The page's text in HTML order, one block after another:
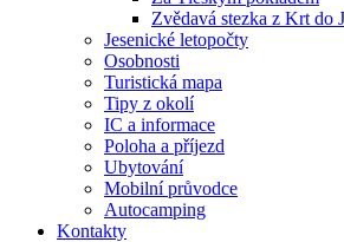
Zvědavá stezka z Krt do
Jesenické letopočty
Osobnosti
Turistická mapa
Tipy z okolí
IC a informace
Poloha a příjezd
Ubytování
Mobilní průvodce
Autocamping
Kontakty